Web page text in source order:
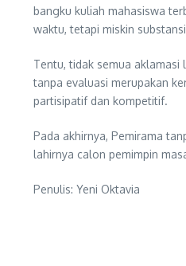
bangku kuliah mahasiswa
waktu, tetapi miskin
Tentu, tidak semua
tanpa evaluasi merupakan
partisipatif dan kompetitif.
Pada akhirnya, Pemirama
lahirnya calon pemimpin
Penulis: Yeni Oktavia